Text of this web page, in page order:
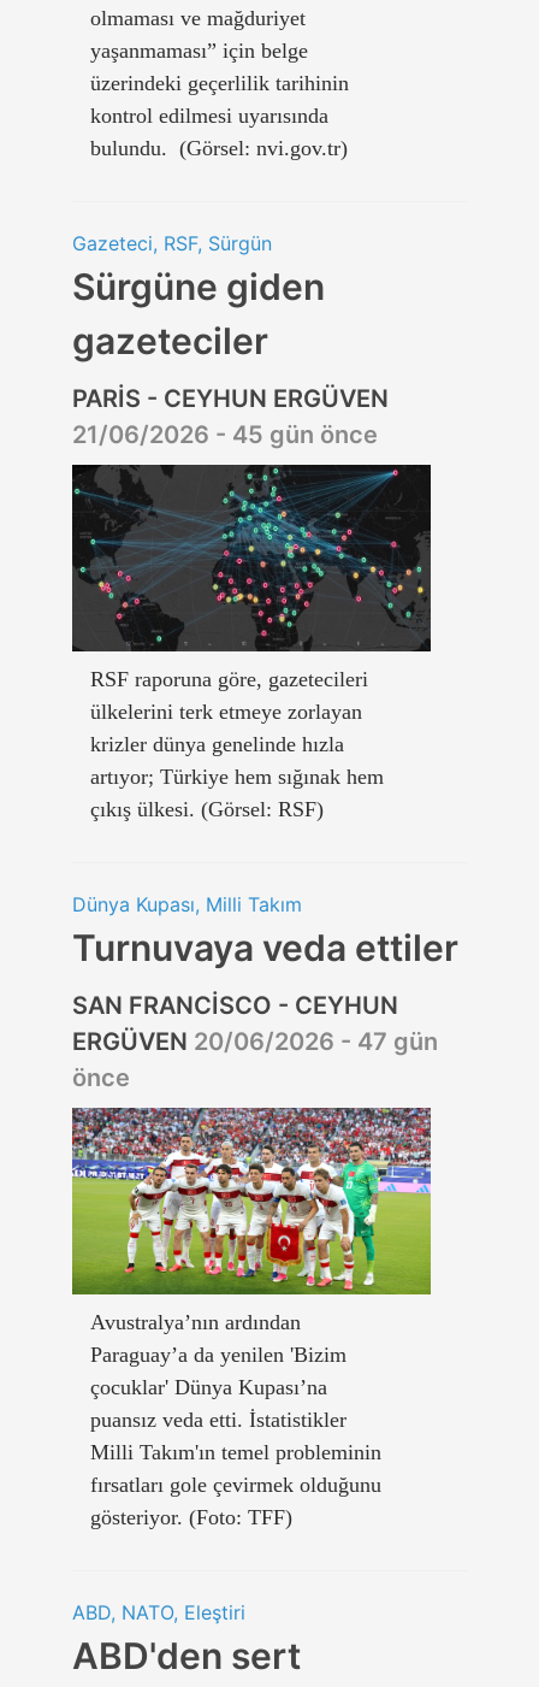
olmaması ve mağduriyet
yaşanmaması” için belge
üzerindeki geçerlilik tarihinin
kontrol edilmesi uyarısında
bulundu. (Görsel: nvi.gov.tr)
Gazeteci, RSF, Sürgün
Sürgüne giden
gazeteciler
PARİS - CEYHUN ERGÜVEN
21/06/2026 - 45 gün önce
RSF raporuna göre, gazetecileri
ülkelerini terk etmeye zorlayan
krizler dünya genelinde hızla
artıyor; Türkiye hem sığınak hem
çıkış ülkesi. (Görsel: RSF)
Dünya Kupası, Milli Takım
Turnuvaya veda ettiler
SAN FRANCİSCO - CEYHUN
ERGÜVEN 20/06/2026 - 47 gün
önce
Avustralya’nın ardından
Paraguay’a da yenilen 'Bizim
çocuklar' Dünya Kupası’na
puansız veda etti. İstatistikler
Milli Takım'ın temel probleminin
fırsatları gole çevirmek olduğunu
gösteriyor. (Foto: TFF)
ABD, NATO, Eleştiri
ABD'den sert